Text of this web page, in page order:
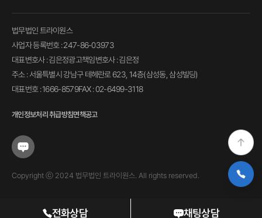
전화상담 채팅상담
법무법인 트라이원스
사업자 등록번호 : 247-86-03973
대표변호사 : 김은정광고책임변호사 : 김은정
주소 : 서울특별시 강남구 테헤란로 623, 14층(삼성동, 삼성빌딩)
대표번호 : 1666-8579FAX : 02-6499-3118
개인정보처리 취급방침면책공고
Copyright ⓒ 2024 법무법인 트라이원스. All rights reserved.